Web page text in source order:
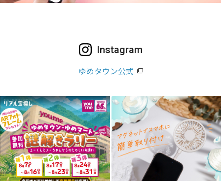
Instagram
ゆめタウン公式